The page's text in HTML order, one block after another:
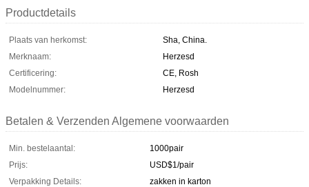
Productdetails
Plaats van herkomst:
Sha, China.
Merknaam:
Herzesd
Certificering:
CE, Rosh
Modelnummer:
Herzesd
Betalen & Verzenden Algemene voorwaarden
Min. bestelaantal:
1000pair
Prijs:
USD$1/pair
Verpakking Details:
zakken in karton